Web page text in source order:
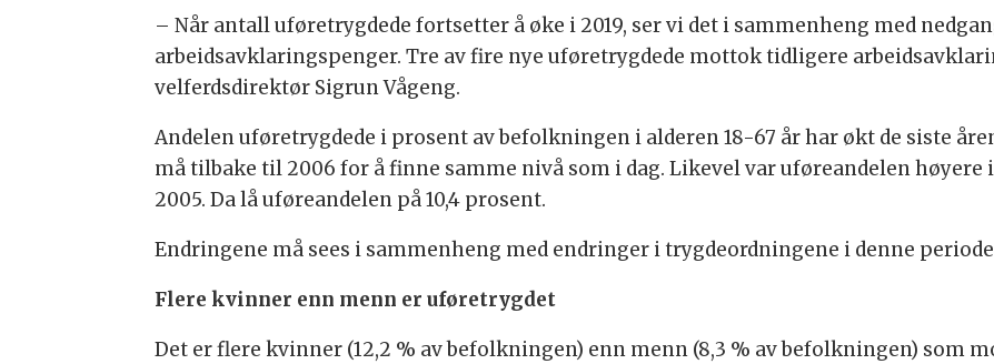
– Når antall uføretrygdede fortsetter å øke i 2019, ser vi det i sammenheng med
arbeidsavklaringspenger. Tre av fire nye uføretrygdede mottok tidligere
velferdsdirektør Sigrun Vågeng.
Andelen uføretrygdede i prosent av befolkningen i alderen 18-67 år har økt de siste
må tilbake til 2006 for å finne samme nivå som i dag. Likevel var uføreandelen
2005. Da lå uføreandelen på 10,4 prosent.
Endringene må sees i sammenheng med endringer i trygdeordningene i denne
Flere kvinner enn menn er uføretrygdet
Det er flere kvinner (12,2 % av befolkningen) enn menn (8,3 % av befolkningen) som